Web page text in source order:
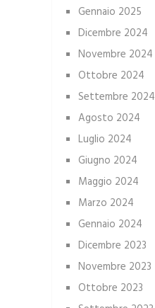
Gennaio 2025
Dicembre 2024
Novembre 2024
Ottobre 2024
Settembre 2024
Agosto 2024
Luglio 2024
Giugno 2024
Maggio 2024
Marzo 2024
Gennaio 2024
Dicembre 2023
Novembre 2023
Ottobre 2023